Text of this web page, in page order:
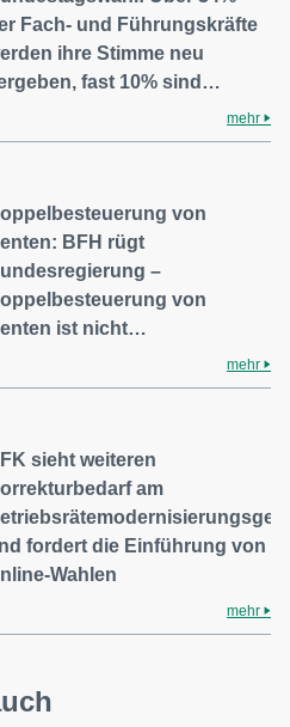
Fach- und Führungskräfte
ihre Stimme neu
fast 10% sind…
mehr
von
BFH rügt
–
von
ist nicht…
mehr
sieht weiteren
am
fordert die Einführung von
Wahlen
mehr